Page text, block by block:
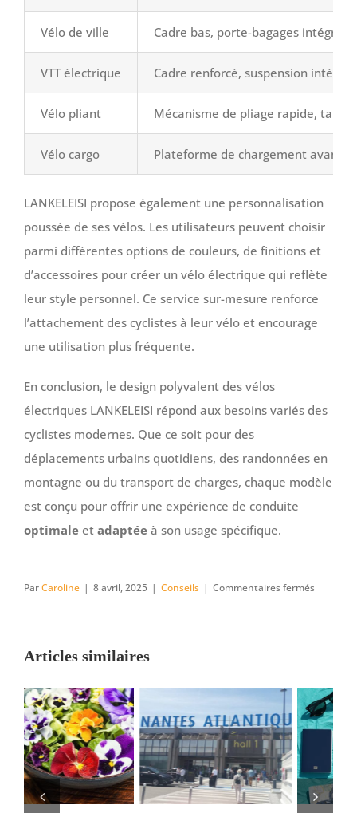
Vélo de ville Cadre bas, porte-bagages intégré,
VTT électrique Cadre renforcé, suspension
Vélo pliant Mécanisme de pliage rapide, taille
Vélo cargo Plateforme de chargement avant
LANKELEISI propose également une personnalisation
poussée de ses vélos. Les utilisateurs peuvent choisir
parmi différentes options de couleurs, de finitions et
d’accessoires pour créer un vélo électrique qui reflète
leur style personnel. Ce service sur-mesure renforce
l’attachement des cyclistes à leur vélo et encourage
une utilisation plus fréquente.
En conclusion, le design polyvalent des vélos
électriques LANKELEISI répond aux besoins variés des
cyclistes modernes. Que ce soit pour des
déplacements urbains quotidiens, des randonnées en
montagne ou du transport de charges, chaque modèle
est conçu pour offrir une expérience de conduite
optimaleet adaptéeà son usage spécifique.
ParCaroline | 8 avril, 2025 | Conseils | Commentaires ferméssur
Boostez
vélo
Articles similaires